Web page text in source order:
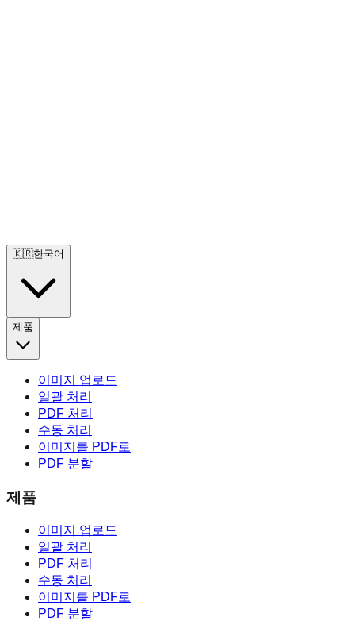
🇰🇷한국어
제품
이미지 업로드
일괄 처리
PDF 처리
수동 처리
이미지를 PDF로
PDF 분할
제품
이미지 업로드
일괄 처리
PDF 처리
수동 처리
이미지를 PDF로
PDF 분할